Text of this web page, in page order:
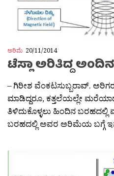
ಅರಿಮೆ 20/11/2014
ಟೆಸ್ಲಾ ಅರಿತಿದ್ದ
– ಗಿರೀಶ ವೆಂಕಟಸುಬ್ಬರಾವ್.
ಮಾಡಿದ್ದರೂ, ಕತ್ತಲೆಯಲ್ಲೇ
ತಿಳಿದುಕೊಳ್ಳಲು ಹಿಂದಿನ ಬರಹದಲ್ಲಿ
ಬರಹದಲ್ಲಿ ಅವರ ಅರಿಮೆಯ ಬಗ್ಗೆ